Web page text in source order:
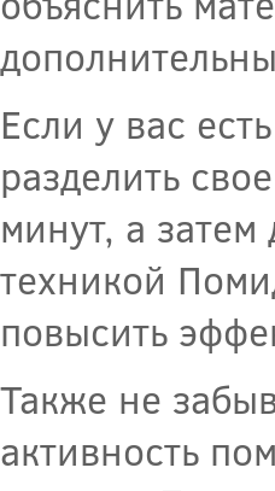
Если у вас
разделить
минут, а
техникой
повысить
Также не
активность